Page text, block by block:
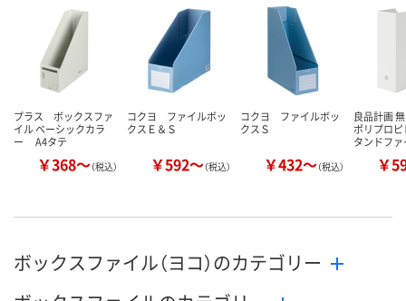
カゴへ カ
プラス ボックスファ
イル ベーシックカラ
ー A4タテ
￥368～（税込）
コクヨ ファイルボッ
クスＥ＆Ｓ
￥592～（税込）
コクヨ ファイルボッ
クスＳ
￥432～（税込）
良品計画
ポリプロ
タンドフ
￥
ボックスファイル（ヨコ）のカテゴリー